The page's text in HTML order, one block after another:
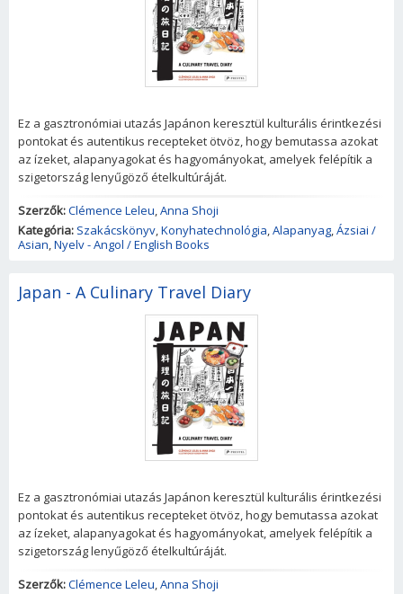
Ez a gasztronómiai utazás Japánon keresztül kulturális érintkezési
pontokat és autentikus recepteket ötvöz, hogy bemutassa azokat
az ízeket, alapanyagokat és hagyományokat, amelyek felépítik a
szigetország lenyűgöző ételkultúráját.
Szerzők:Clémence Leleu,Anna Shoji
Kategória: Szakácskönyv,Konyhatechnológia,Alapanyag,Ázsiai /
Asian,Nyelv - Angol / English Books
Japan - A Culinary Travel Diary
Ez a gasztronómiai utazás Japánon keresztül kulturális érintkezési
pontokat és autentikus recepteket ötvöz, hogy bemutassa azokat
az ízeket, alapanyagokat és hagyományokat, amelyek felépítik a
szigetország lenyűgöző ételkultúráját.
Szerzők:Clémence Leleu,Anna Shoji